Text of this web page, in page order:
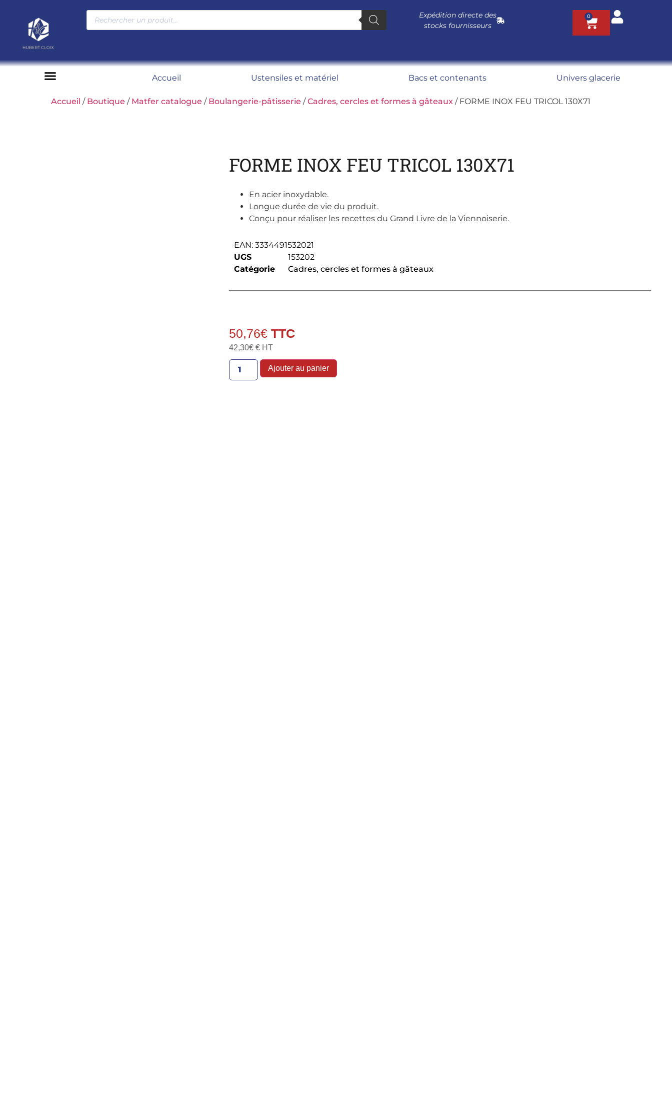
Expédition directe des
stocks fournisseurs
0
Accueil Ustensiles et matériel Bacs et contenants Univers glacerie
Accueil / Boutique / Matfer catalogue / Boulangerie-pâtisserie /Cadres, cercles et formes à gâteaux / FORME INOX FEU TRICOL 130X71
FORME INOX FEU TRICOL 130X71
En acier inoxydable.
Longue durée de vie du produit.
Conçu pour réaliser les recettes du Grand Livre de la Viennoiserie.
EAN: 3334491532021
UGS
153202
Catégorie
Cadres, cercles et formes à gâteaux
50,76€
42,30€€ HT
Ajouter au panier